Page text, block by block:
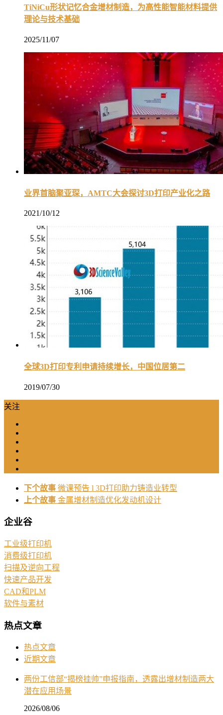
TiNiCu形状记忆合金增材制造，为高性能智能材料提供
理论与技术基础
2025/11/07
业界首脑聚亚琛，AMTC大会探讨3D打印产业化之路
2021/10/12
全球3D打印专利申请持续增长，中国位居第二
2019/07/30
关注
下个故事 微课预告 l 3D打印助力铸造业转型
上个故事 金属增材制造优化发动机设计
企业谷
工业级打印机
消费级打印机
扫描及逆向工程
快速产品开发
CAD和PLM
软件与素材
热点文章
热点文章
近期文章
两份工信部“揭榜挂帅”申报指南，透露出增材制造两大
潜在应用场景
2026/08/06